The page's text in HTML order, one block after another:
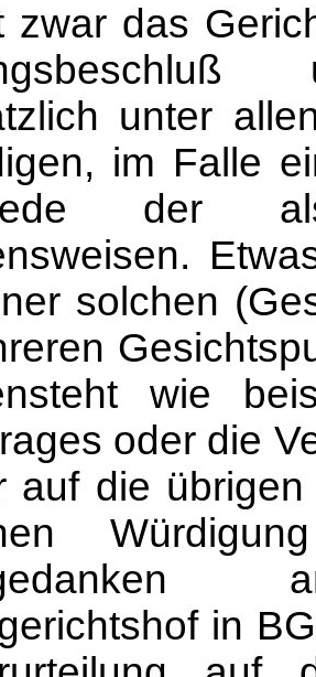
zwar das
unter
im Falle
der als
solchen
wie
oder die
auf die
in